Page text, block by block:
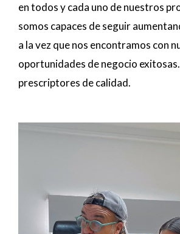
en todos y cada uno de nuestros
somos capaces de seguir
a la vez que nos encontramos con
oportunidades de negocio
prescriptores de calidad.